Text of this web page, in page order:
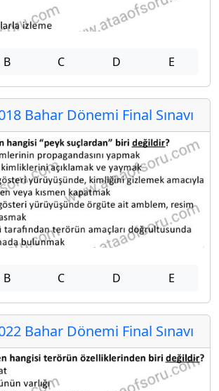
B C D E
Bahar Dönemi Final Sınavı
B C D E
Bahar Dönemi Final Sınavı